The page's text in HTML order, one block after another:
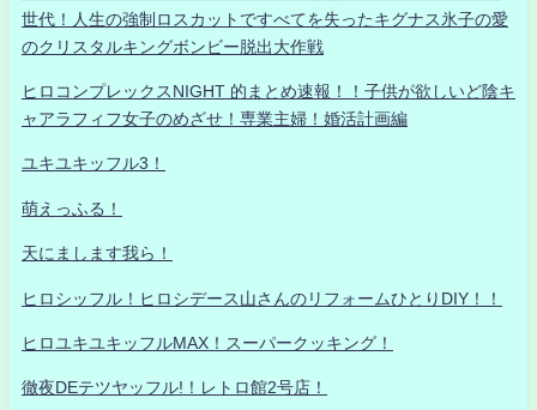
世代！人生の強制ロスカットですべてを失ったキグナス氷子の愛
のクリスタルキングボンビー脱出大作戦
ヒロコンプレックスNIGHT 的まとめ速報！！子供が欲しいど陰キ
ャアラフィフ女子のめざせ！専業主婦！婚活計画編
ユキユキッフル3！
萌えっふる！
天にまします我ら！
ヒロシッフル！ヒロシデース山さんのリフォームひとりDIY！！
ヒロユキユキッフルMAX！スーパークッキング！
徹夜DEテツヤッフル!！レトロ館2号店！